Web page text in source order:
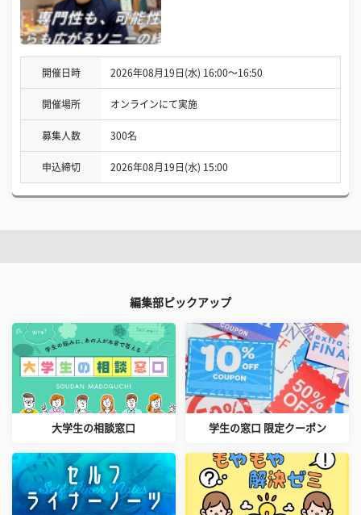
開催日時 2026年08月19日(水) 16:00〜16:50
開催場所 オンラインにて実施
募集人数 300名
申込締切 2026年08月19日(水) 15:00
編集部ピックアップ
大学生の相談窓口 学生の窓口 限定クーポン